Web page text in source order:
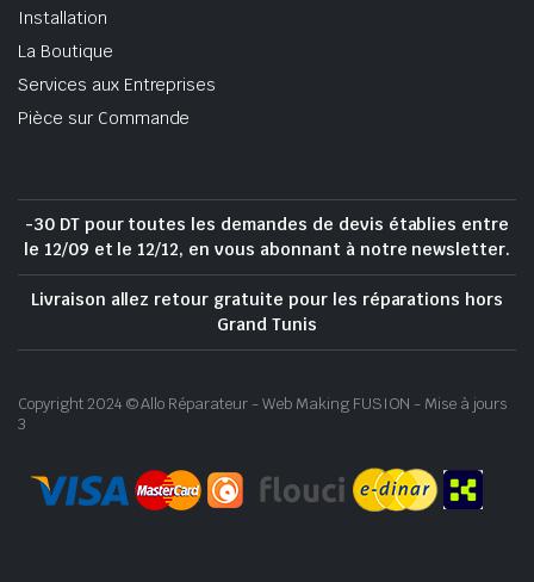
Installation
La Boutique
Services aux Entreprises
Pièce sur Commande
-30 DT pour toutes les demandes de devis établies entre
le 12/09 et le 12/12, en vous abonnant à notre newsletter.
Livraison allez retour gratuite pour les réparations hors
Grand Tunis
Copyright 2024 © Allo Réparateur - Web Making FUSION - Mise à jours
3